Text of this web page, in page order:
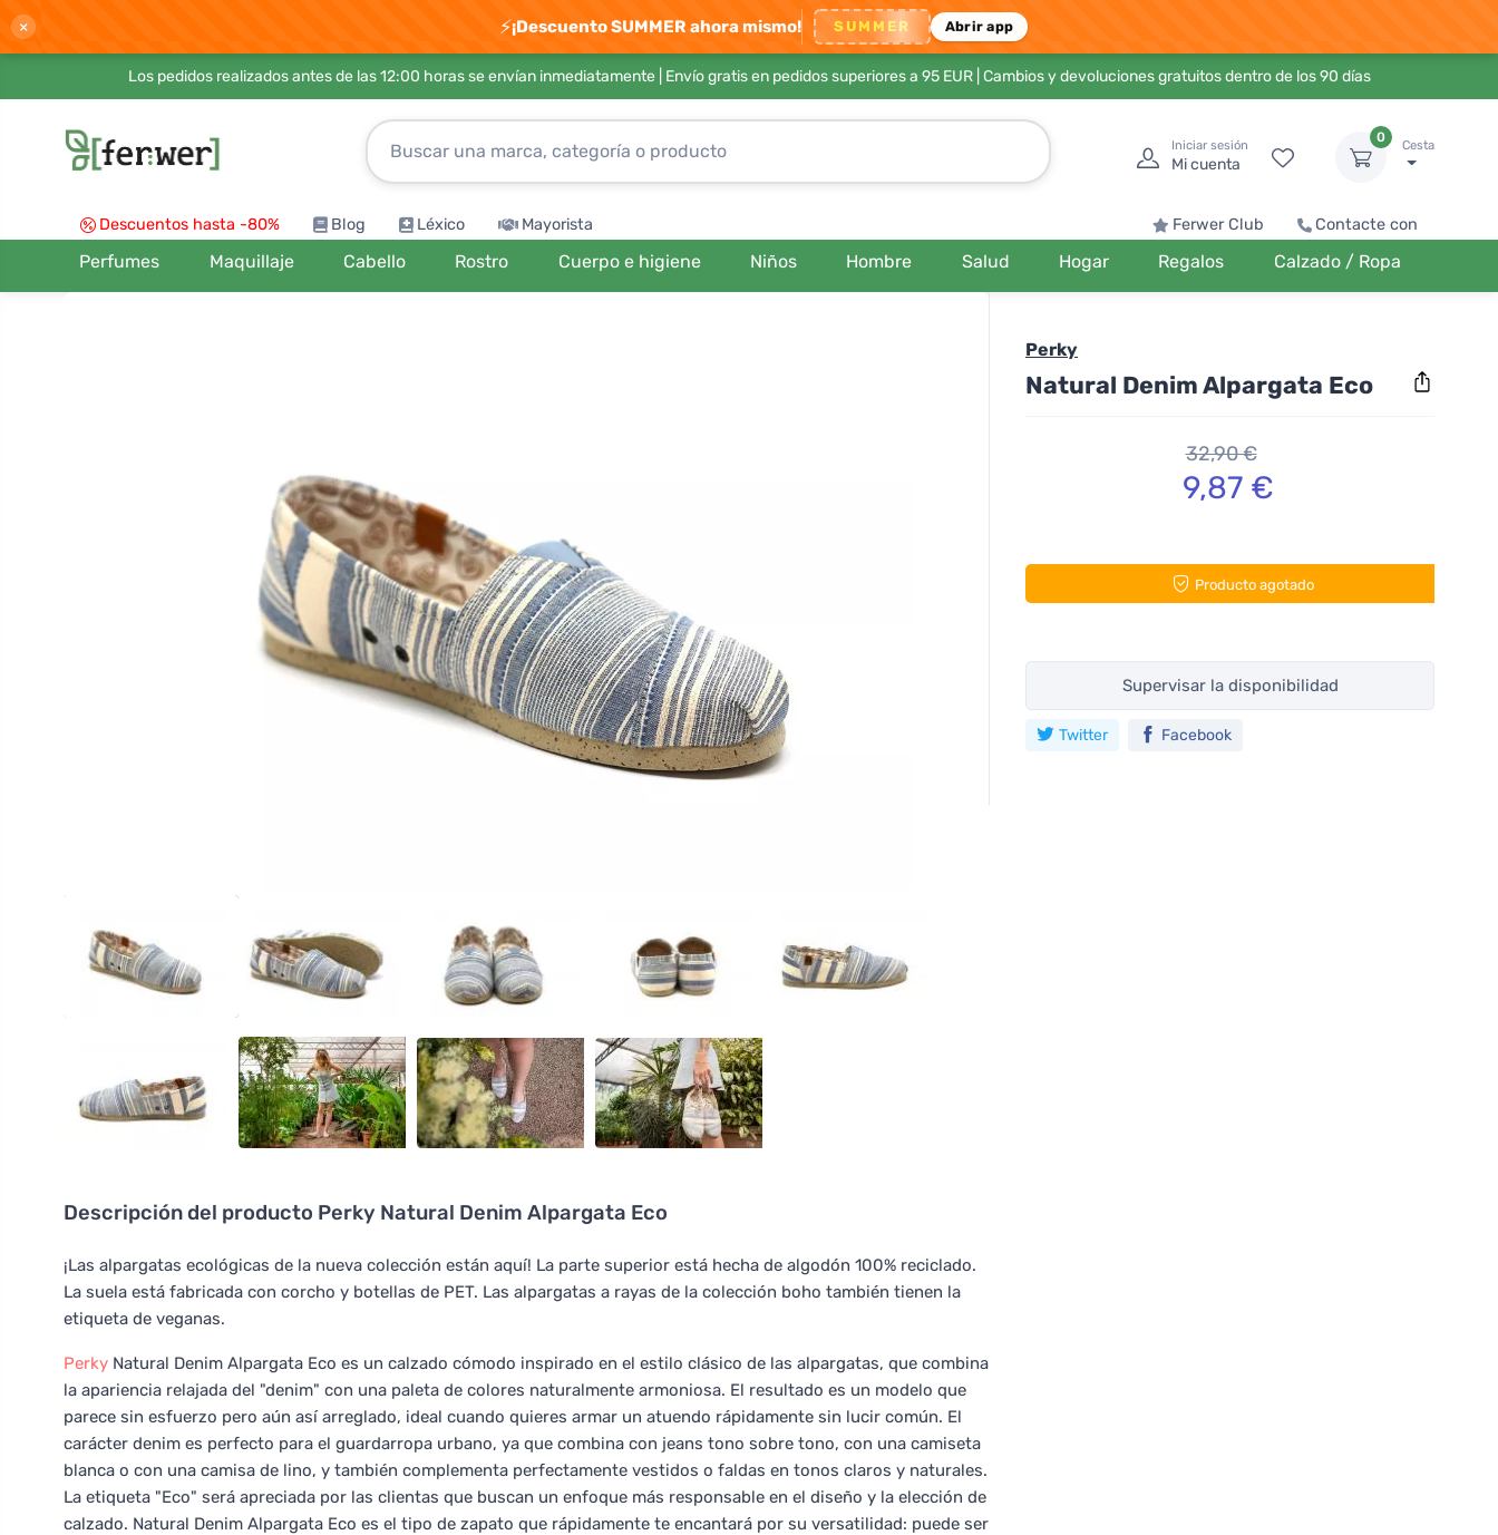
× ⚡¡Descuento SUMMER ahora mismo! SUMMER Abrir app
Los pedidos realizados antes de las 12:00 horas se envían inmediatamente | Envío gratis en pedidos superiores a 95 EUR| Cambios y devoluciones gratuitos dentro de los 90 días
Iniciar sesión
Mi cuenta
0
Cesta
Descuentos hasta -80% Blog Léxico Mayorista Ferwer Club Contacte con
Perfumes Maquillaje Cabello Rostro Cuerpo e higiene Niños Hombre Salud Hogar Regalos Calzado / Ropa
Descripción del producto Perky Natural Denim Alpargata Eco
¡Las alpargatas ecológicas de la nueva colección están aquí! La parte superior está hecha de algodón 100% reciclado.
La suela está fabricada con corcho y botellas de PET. Las alpargatas a rayas de la colección boho también tienen la
etiqueta de veganas.
Perky Natural Denim Alpargata Eco es un calzado cómodo inspirado en el estilo clásico de las alpargatas, que combina
la apariencia relajada del "denim" con una paleta de colores naturalmente armoniosa. El resultado es un modelo que
parece sin esfuerzo pero aún así arreglado, ideal cuando quieres armar un atuendo rápidamente sin lucir común. El
carácter denim es perfecto para el guardarropa urbano, ya que combina con jeans tono sobre tono, con una camiseta
blanca o con una camisa de lino, y también complementa perfectamente vestidos o faldas en tonos claros y naturales.
La etiqueta "Eco" será apreciada por las clientas que buscan un enfoque más responsable en el diseño y la elección de
calzado. Natural Denim Alpargata Eco es el tipo de zapato que rápidamente te encantará por su versatilidad: puede ser
Perky
Natural Denim Alpargata Eco
32,90 €
9,87 €
Producto agotado
Supervisar la disponibilidad
Twitter Facebook